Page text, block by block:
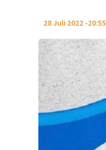
28 Juli 2022 -20:55